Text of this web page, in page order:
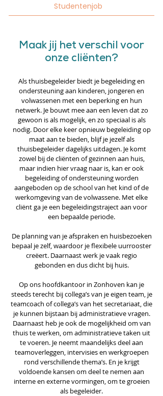
Studentenjob
Maak jij het verschil voor
onze cliënten?
Als thuisbegeleider biedt je begeleiding en
ondersteuning aan kinderen, jongeren en
volwassenen met een beperking en hun
netwerk. Je bouwt mee aan een leven dat zo
gewoon is als mogelijk, en zo speciaal is als
nodig. Door elke keer opnieuw begeleiding op
maat aan te bieden, blijf je jezelf als
thuisbegeleider dagelijks uitdagen. Je komt
zowel bij de cliënten of gezinnen aan huis,
maar indien hier vraag naar is, kan er ook
begeleiding of ondersteuning worden
aangeboden op de school van het kind of de
werkomgeving van de volwassene. Met elke
cliënt ga je een begeleidingstraject aan voor
een bepaalde periode.
De planning van je afspraken en huisbezoeken
bepaal je zelf, waardoor je flexibele uurrooster
creëert. Daarnaast werk je vaak regio
gebonden en dus dicht bij huis.
Op ons hoofdkantoor in Zonhoven kan je
steeds terecht bij collega’s van je eigen team, je
teamcoach of collega’s van het secretariaat, die
je kunnen bijstaan bij administratieve vragen.
Daarnaast heb je ook de mogelijkheid om van
thuis te werken, om administratieve taken uit
te voeren. Je neemt maandelijks deel aan
teamoverleggen, intervisies en werkgroepen
rond verschillende thema’s. En je krijgt
voldoende kansen om deel te nemen aan
interne en externe vormingen, om te groeien
als begeleider.